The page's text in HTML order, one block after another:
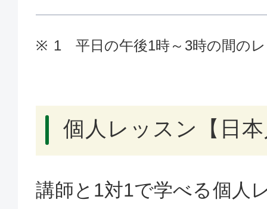
1 平日の午後1時～3時の間の
個人レッスン【日
講師と1対1で学べる個人